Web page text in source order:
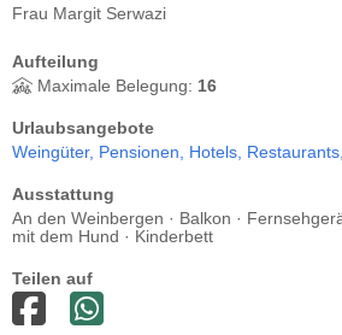
Frau Margit Serwazi
Aufteilung
Maximale Belegung: 16
Urlaubsangebote
Weingüter, Pensionen, Hotels, Restaurants,
Ausstattung
An den Weinbergen · Balkon ·
mit dem Hund · Kinderbett
Teilen auf